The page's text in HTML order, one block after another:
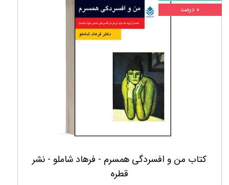
کتاب من و افسردگی همسرم - فرهاد شاملو - نشر
قطره
۰ درصد